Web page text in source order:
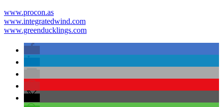
www.procon.as
www.integratedwind.com
www.greenducklings.com